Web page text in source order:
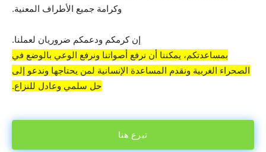
وكرامة جميع الأطراف المعنية.
إن كرمكم ودعمكم ضروريان لعملنا.
بمساعدتكم، يمكننا أن نرفع أصواتنا ونرفع الوعي بالوضع في
الصحراء الغربية ونقدم المساعدة الإنسانية لمن يحتاجها وندعو إلى
حل سلمي وعادل للنزاع.
تبرع هنا